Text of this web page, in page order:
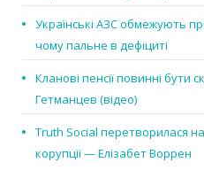
Українські АЗС обмежують
чому пальне в дефіциті
Кланові пенсії повинні бути
Гетманцев (відео)
Truth Social перетворилася
корупції — Елізабет Воррен